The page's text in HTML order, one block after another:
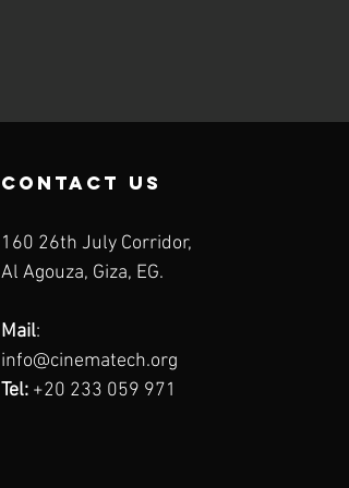
contact us
160 26th July Corridor,
Al Agouza, Giza, EG.
Mail:
info@cinematech.org
Tel:+20 233 059 971